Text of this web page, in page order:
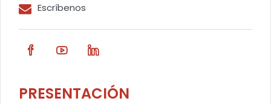
Escríbenos
PRESENTACIÓN